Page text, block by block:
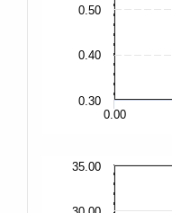
0.00
0.40
0.50
0.30
35.00